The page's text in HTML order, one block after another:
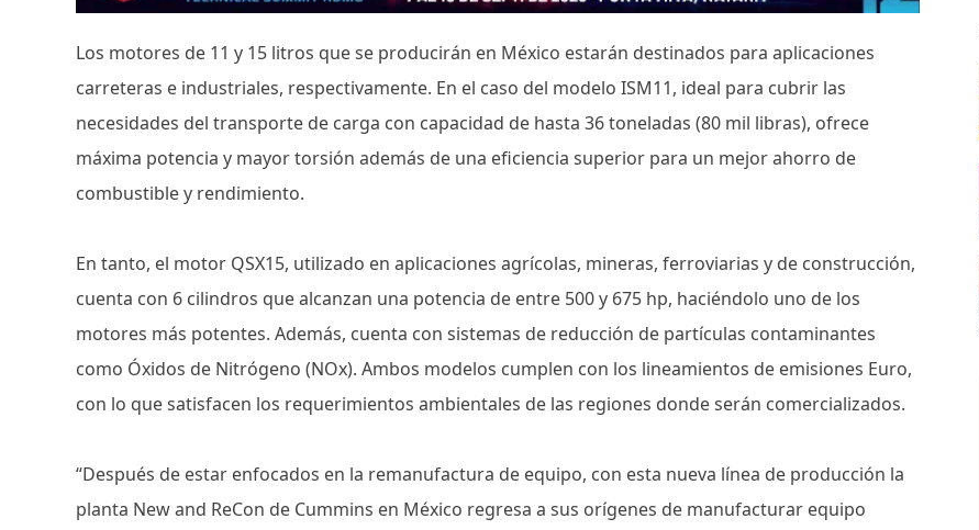
Los motores de 11 y 15 litros que se producirán en México estarán destinados para aplicaciones
carreteras e industriales, respectivamente. En el caso del modelo ISM11, ideal para cubrir las
necesidades del transporte de carga con capacidad de hasta 36 toneladas (80 mil libras), ofrece
máxima potencia y mayor torsión además de una eficiencia superior para un mejor ahorro de
combustible y rendimiento.
En tanto, el motor QSX15, utilizado en aplicaciones agrícolas, mineras, ferroviarias y de construcción,
cuenta con 6 cilindros que alcanzan una potencia de entre 500 y 675 hp, haciéndolo uno de los
motores más potentes. Además, cuenta con sistemas de reducción de partículas contaminantes
como Óxidos de Nitrógeno (NOx). Ambos modelos cumplen con los lineamientos de emisiones Euro,
con lo que satisfacen los requerimientos ambientales de las regiones donde serán comercializados.
“Después de estar enfocados en la remanufactura de equipo, con esta nueva línea de producción la
planta New and ReCon de Cummins en México regresa a sus orígenes de manufacturar equipo